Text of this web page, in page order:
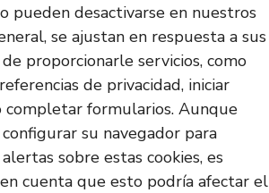
pueden desactivarse en nuestros
se ajustan en respuesta a sus
proporcionarle servicios, como
de privacidad, iniciar
completar formularios. Aunque
su navegador para
sobre estas cookies, es
cuenta que esto podría afectar el